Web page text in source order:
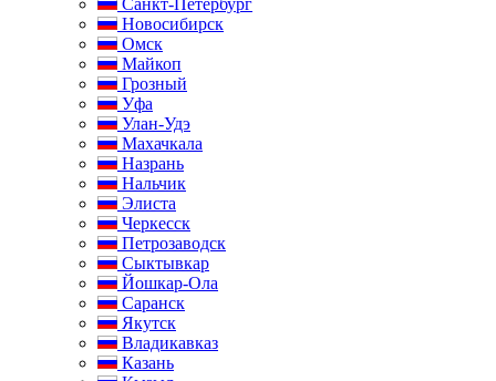
Санкт-Петербург
Новосибирск
Омск
Майкоп
Грозный
Уфа
Улан-Удэ
Махачкала
Назрань
Нальчик
Элиста
Черкесск
Петрозаводск
Сыктывкар
Йошкар-Ола
Саранск
Якутск
Владикавказ
Казань